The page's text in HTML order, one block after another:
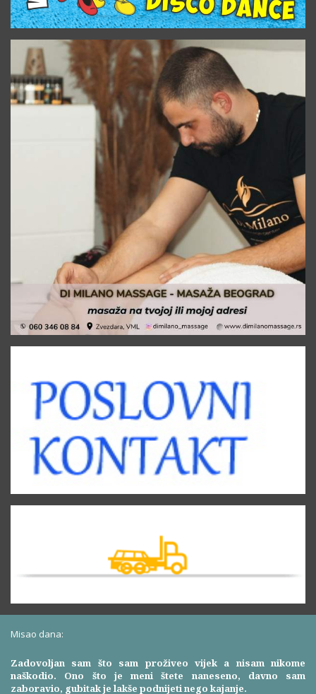
Misao dana:
Zadovoljan sam što sam proživeo vijek a nisam nikome
naškodio. Ono što je meni štete naneseno, davno sam
zaboravio, gubitak je lakše podnijeti nego kajanje.